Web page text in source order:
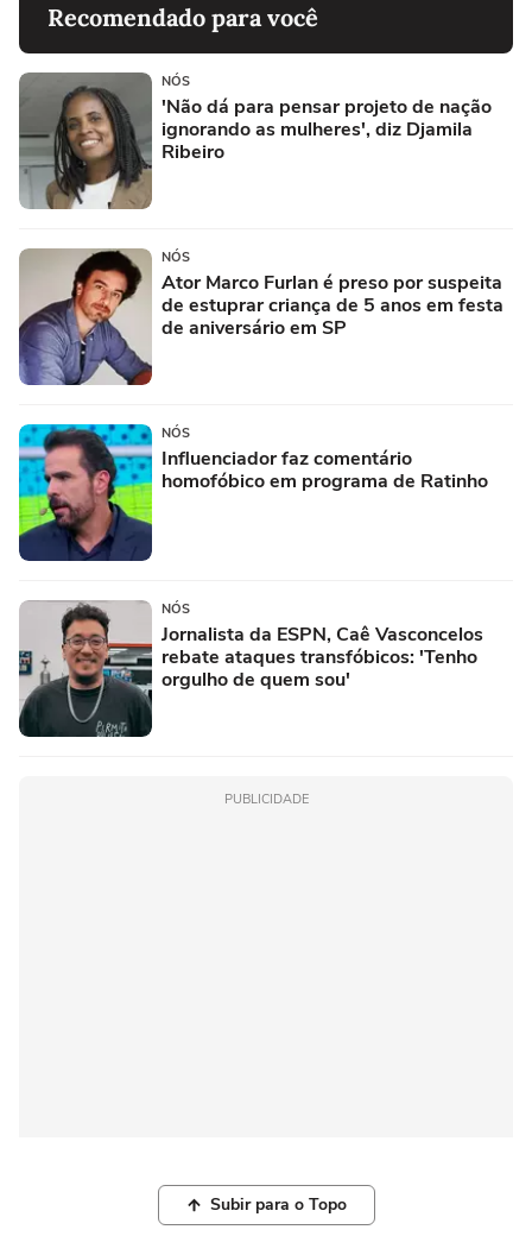
Recomendado para você
NÓS
'Não dá para pensar projeto de nação
ignorando as mulheres', diz Djamila
Ribeiro
NÓS
Ator Marco Furlan é preso por suspeita
de estuprar criança de 5 anos em festa
de aniversário em SP
NÓS
Influenciador faz comentário
homofóbico em programa de Ratinho
NÓS
Jornalista da ESPN, Caê Vasconcelos
rebate ataques transfóbicos: 'Tenho
orgulho de quem sou'
PUBLICIDADE
Subir para o Topo